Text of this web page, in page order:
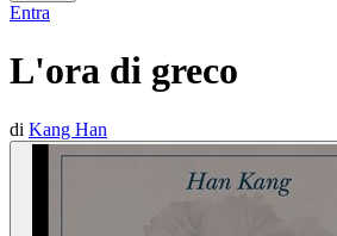
Entra
L'ora di greco
di Kang Han